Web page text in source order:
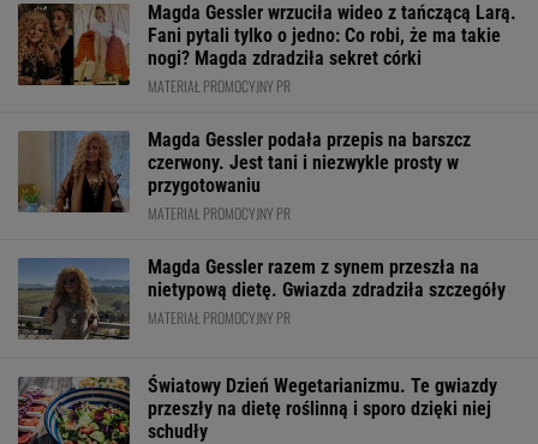
Magda Gessler wrzuciła wideo z tańczącą Larą.
Fani pytali tylko o jedno: Co robi, że ma takie
nogi? Magda zdradziła sekret córki
MATERIAŁ PROMOCYJNY PR
Magda Gessler podała przepis na barszcz
czerwony. Jest tani i niezwykle prosty w
przygotowaniu
MATERIAŁ PROMOCYJNY PR
Magda Gessler razem z synem przeszła na
nietypową dietę. Gwiazda zdradziła szczegóły
MATERIAŁ PROMOCYJNY PR
Światowy Dzień Wegetarianizmu. Te gwiazdy
przeszły na dietę roślinną i sporo dzięki niej
schudły